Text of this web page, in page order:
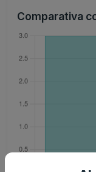
Comparativa